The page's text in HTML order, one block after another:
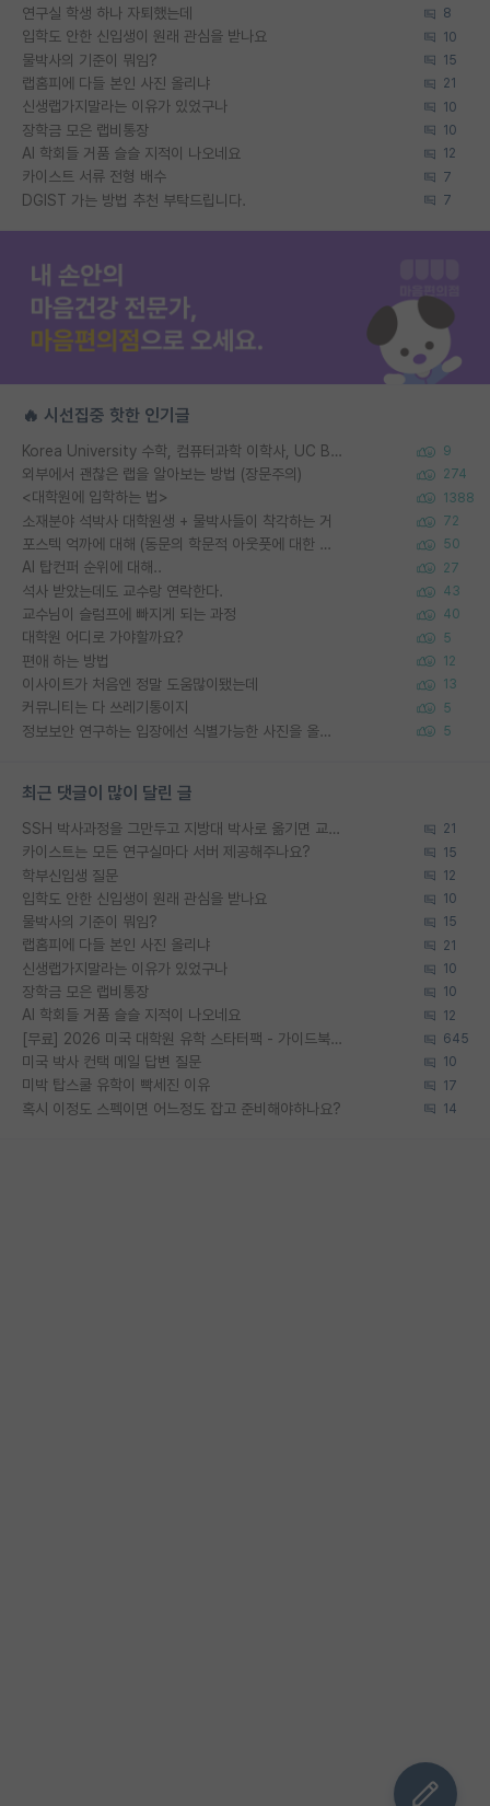
연구실 학생 하나 자퇴했는데 8
입학도 안한 신입생이 원래 관심을 받나요 10
물박사의 기준이 뭐임? 15
랩홈피에 다들 본인 사진 올리냐 21
신생랩가지말라는 이유가 있었구나 10
장학금 모은 랩비통장 10
AI 학회들 거품 슬슬 지적이 나오네요 12
카이스트 서류 전형 배수 7
DGIST 가는 방법 추천 부탁드립니다. 7
🔥 시선집중 핫한 인기글
Korea University 수학, 컴퓨터과학 이학사, UC Berkeley 산업공학 대학원 공학박사가 되는 것은 쉽지 않겠죠? 9
외부에서 괜찮은 랩을 알아보는 방법 (장문주의) 274
<대학원에 입학하는 법> 1388
소재분야 석박사 대학원생 + 물박사들이 착각하는 거 72
포스텍 억까에 대해 (동문의 학문적 아웃풋에 대한 반박) 50
AI 탑컨퍼 순위에 대해.. 27
석사 받았는데도 교수랑 연락한다. 43
교수님이 슬럼프에 빠지게 되는 과정 40
대학원 어디로 가야할까요? 5
편애 하는 방법 12
이사이트가 처음엔 정말 도움많이됐는데 13
커뮤니티는 다 쓰레기통이지 5
정보보안 연구하는 입장에선 식별가능한 사진을 올리는건 비추이긴함 5
최근 댓글이 많이 달린 글
SSH 박사과정을 그만두고 지방대 박사로 옮기면 교수의 꿈은 끝일까요? 21
카이스트는 모든 연구실마다 서버 제공해주나요? 15
학부신입생 질문 12
입학도 안한 신입생이 원래 관심을 받나요 10
물박사의 기준이 뭐임? 15
랩홈피에 다들 본인 사진 올리냐 21
신생랩가지말라는 이유가 있었구나 10
장학금 모은 랩비통장 10
AI 학회들 거품 슬슬 지적이 나오네요 12
[무료] 2026 미국 대학원 유학 스타터팩 - 가이드북 & 합격자 컨택메일 템플릿 645
미국 박사 컨택 메일 답변 질문 10
미박 탑스쿨 유학이 빡세진 이유 17
혹시 이정도 스펙이면 어느정도 잡고 준비해야하나요? 14